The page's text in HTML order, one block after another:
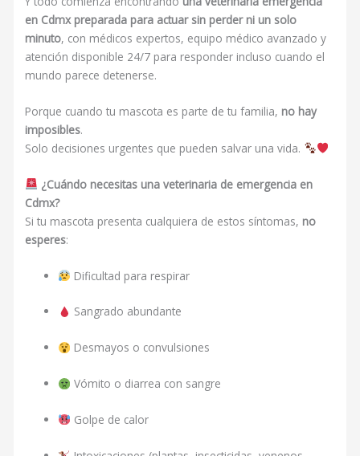
en Cdmx preparada para actuar sin perder ni un solo
minuto, con médicos expertos, equipo médico avanzado y
atención disponible 24/7 para responder incluso cuando el
mundo parece detenerse.
Porque cuando tu mascota es parte de tu familia, no hay
imposibles.
Solo decisiones urgentes que pueden salvar una vida.
¿Cuándo necesitas una veterinaria de emergencia en
Cdmx?
Si tu mascota presenta cualquiera de estos síntomas, no
esperes:
Dificultad para respirar
Sangrado abundante
Desmayos o convulsiones
Vómito o diarrea con sangre
Golpe de calor